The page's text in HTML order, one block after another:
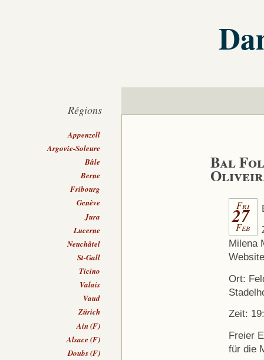
Bal
Fri
27
Feb
Milena
Ort:
Zeit:
Freier
für die
Régions
Appenzell
Argovie-Soleure
Bâle
Berne
Fribourg
Genève
Jura
Lucerne
Neuchâtel
St-Gall
Ticino
Valais
Vaud
Zürich
Ain (F)
Alsace (F)
Doubs (F)